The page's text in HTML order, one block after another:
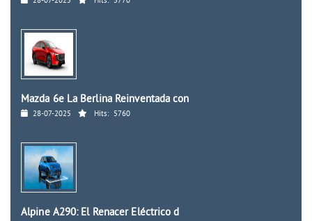
Mazda 6e La Berlina Reinventada con
28-07-2025 Hits: 5760
Alpine A290: El Renacer Eléctrico d